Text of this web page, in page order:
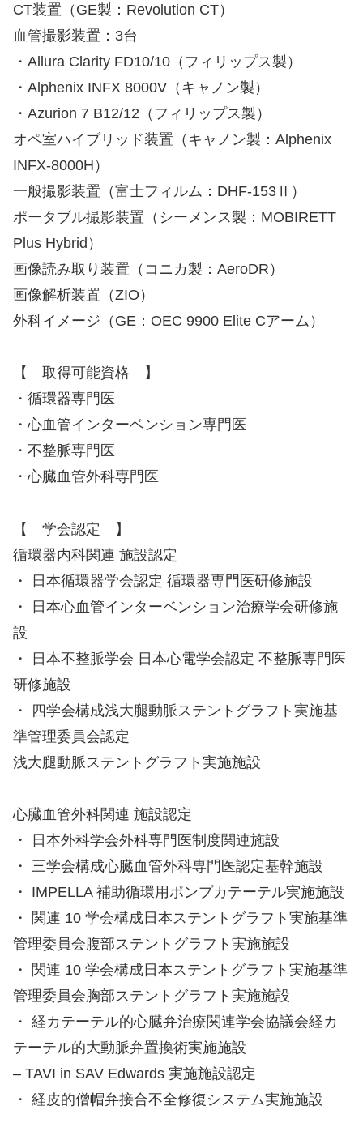
CT装置（GE製：Revolution CT）
血管撮影装置：3台
・Allura Clarity FD10/10（フィリップス製）
・Alphenix INFX 8000V（キャノン製）
・Azurion 7 B12/12（フィリップス製）
オペ室ハイブリッド装置（キャノン製：Alphenix
INFX-8000H）
一般撮影装置（富士フィルム：DHF-153Ⅱ）
ポータブル撮影装置（シーメンス製：MOBIRETT
Plus Hybrid）
画像読み取り装置（コニカ製：AeroDR）
画像解析装置（ZIO）
外科イメージ（GE：OEC 9900 Elite Cアーム）
【 取得可能資格 】
・循環器専門医
・心血管インターベンション専門医
・不整脈専門医
・心臓血管外科専門医
【 学会認定 】
循環器内科関連 施設認定
・ 日本循環器学会認定 循環器専門医研修施設
・ 日本心血管インターベンション治療学会研修施
設
・ 日本不整脈学会 日本心電学会認定 不整脈専門医
研修施設
・ 四学会構成浅大腿動脈ステントグラフト実施基
準管理委員会認定
浅大腿動脈ステントグラフト実施施設
心臓血管外科関連 施設認定
・ 日本外科学会外科専門医制度関連施設
・ 三学会構成心臓血管外科専門医認定基幹施設
・ IMPELLA 補助循環用ポンプカテーテル実施施設
・ 関連 10 学会構成日本ステントグラフト実施基準
管理委員会腹部ステントグラフト実施施設
・ 関連 10 学会構成日本ステントグラフト実施基準
管理委員会胸部ステントグラフト実施施設
・ 経カテーテル的心臓弁治療関連学会協議会経カ
テーテル的大動脈弁置換術実施施設
– TAVI in SAV Edwards 実施施設認定
・ 経皮的僧帽弁接合不全修復システム実施施設